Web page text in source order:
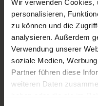
Wir verwenden Cookies,
personalisieren,
zu können und die
analysieren. Außerdem
Verwendung unserer
soziale Medien,
Partner führen diese
weiteren Daten
(Sale)
Sale
Sale
First Layers
Begins – Pre-Autumn
Ease - Summer 2026
- Summer 2026
Sets
Leinen
– Ihre Garderobe beginnt hier
rating
EINE BEWERTUNG
ALLE BEWERTUNGEN AUS